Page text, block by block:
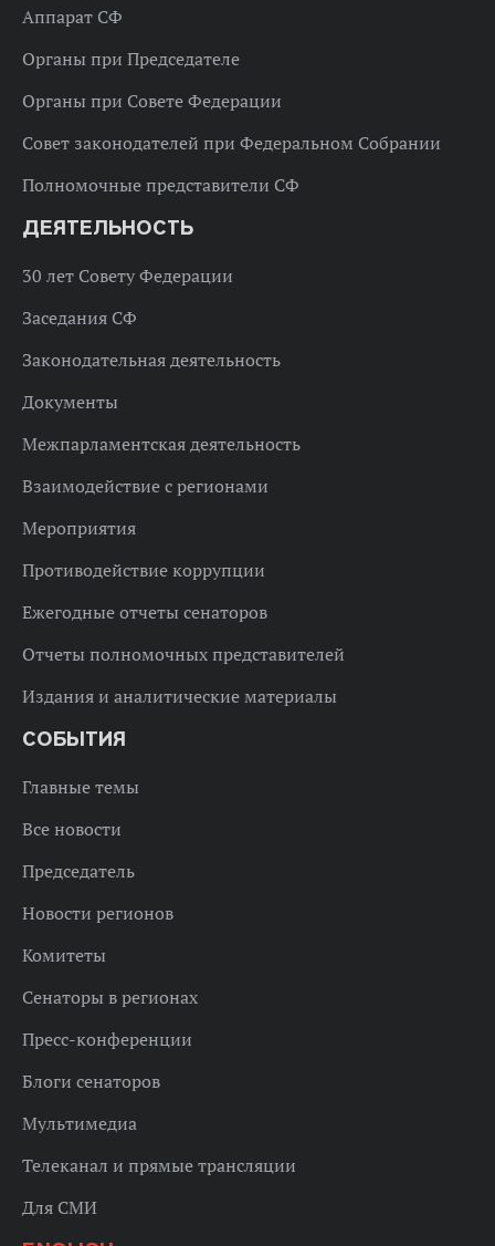
Аппарат СФ
Органы при Председателе
Органы при Совете Федерации
Совет законодателей при Федеральном Собрании
Полномочные представители СФ
ДЕЯТЕЛЬНОСТЬ
30 лет Совету Федерации
Заседания СФ
Законодательная деятельность
Документы
Межпарламентская деятельность
Взаимодействие с регионами
Мероприятия
Противодействие коррупции
Ежегодные отчеты сенаторов
Отчеты полномочных представителей
Издания и аналитические материалы
СОБЫТИЯ
Главные темы
Все новости
Председатель
Новости регионов
Комитеты
Сенаторы в регионах
Пресс-конференции
Блоги сенаторов
Мультимедиа
Телеканал и прямые трансляции
Для СМИ